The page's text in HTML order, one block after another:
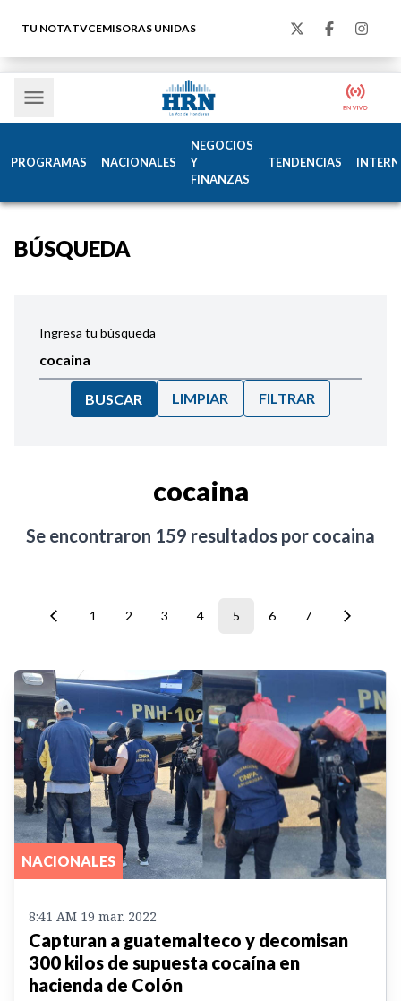
TU NOTATVCEMISORAS UNIDAS
PROGRAMAS NACIONALES
NEGOCIOS
Y
FINANZAS
TENDENCIAS
BÚSQUEDA
Ingresa tu búsqueda
BUSCAR LIMPIAR FILTRAR
cocaina
Se encontraron 159 resultados por cocaina
1 2 3 4 5 6 7
NACIONALES
8:41 AM 19 mar. 2022
Capturan a guatemalteco y decomisan
300 kilos de supuesta cocaína en
hacienda de Colón